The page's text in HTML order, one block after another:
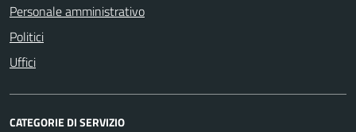
Personale amministrativo
Politici
Uffici
CATEGORIE DI SERVIZIO